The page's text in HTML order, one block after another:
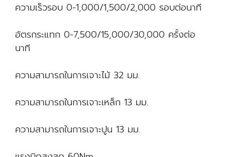
ความเร็วรอบ 0-1,000/1,500/2,000 รอบต่อนาที
อัตรกระแทก 0-7,500/15,000/30,000 ครั้งต่อ
นาที
ความสามารถในการเจาะไม้ 32 มม.
ความสามารถในการเจาะเหล็ก 13 มม.
ความสามารถในการเจาะปูน 13 มม.